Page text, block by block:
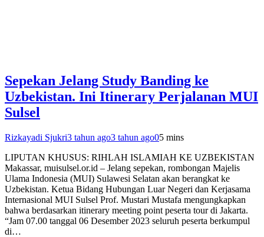
Sepekan Jelang Study Banding ke
Uzbekistan. Ini Itinerary Perjalanan MUI
Sulsel
Rizkayadi Sjukri3 tahun ago3 tahun ago05 mins
LIPUTAN KHUSUS: RIHLAH ISLAMIAH KE UZBEKISTAN
Makassar, muisulsel.or.id – Jelang sepekan, rombongan Majelis
Ulama Indonesia (MUI) Sulawesi Selatan akan berangkat ke
Uzbekistan. Ketua Bidang Hubungan Luar Negeri dan Kerjasama
Internasional MUI Sulsel Prof. Mustari Mustafa mengungkapkan
bahwa berdasarkan itinerary meeting point peserta tour di Jakarta.
“Jam 07.00 tanggal 06 Desember 2023 seluruh peserta berkumpul
di…